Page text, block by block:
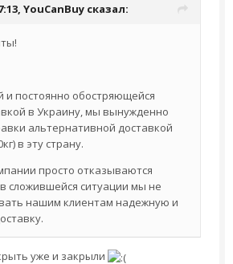
YouCanBuy сказал:
и постоянно обостряющейся
в Украину, мы вынужденно
альтернативной доставкой
в эту страну.
просто отказываются
сложившейся ситуации мы не
нашим клиентам надежную и
уже и закрыли